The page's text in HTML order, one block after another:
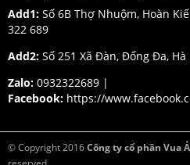
Add1: Số 6B Thợ Nhuộm, Hoàn
322 689
Add2: Số 251 Xã Đàn, Đống Đa, Hà
Zalo: 0932322689 |
Facebook: https://
© Copyright 2016Công ty cổ phần Vua